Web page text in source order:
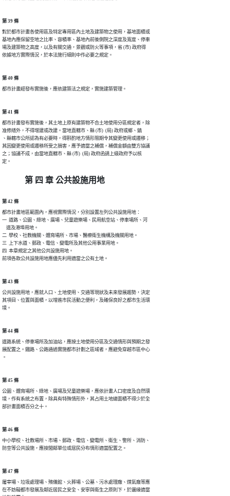
第 39 條
對於都市計畫各使用區及特定專用區內土地及建築物之使用，基地面積或
基地內應保留空地之比率、容積率、基地內前後側院之深度及寬度、停車
場及建築物之高度，以及有關交通，景觀或防火等事項，省 (市) 政府得
第 40 條
第 41 條
都市計畫發布實施後，其土地上原有建築物不合土地使用分區規定者，除
准修繕外，不得增建或改建。當地直轄市、縣 (市)  (局) 政府或鄉、鎮
、縣轄市公所認為有必要時，得斟酌地方情形限期令其變更使用或遷移；
其因變更使用或遷移所受之損害，應予適當之補償，補償金額由雙方協議
之；協議不成，由當地直轄市、縣 (市)  (局) 政府函請上級政府予以核
第 四 章 公共設施用地
第 42 條
都市計畫地區範圍內，應視實際情況，分別設置左列公共設施用地：
一  道路、公園、綠地、廣場、兒童遊樂場、民用航空站、停車場所、河
    道及港埠用地。
二  學校、社教機關、體育場所、市場、醫療衛生機構及機關用地。
三  上下水道、郵政、電信、變電所及其他公用事業用地。
四  本章規定之其他公共設施用地。
第 43 條
公共設施用地，應就人口、土地使用、交通等現狀及未來發展趨勢，決定
其項目、位置與面積，以增進市民活動之便利，及確保良好之都市生活環
第 44 條
道路系統、停車場所及加油站，應按土地使用分區及交通情形與預期之發
展配置之。鐵路、公路通過實施都市計劃之區域者，應避免穿越市區中心
第 45 條
公園、體育場所、綠地、廣場及兒童遊樂場，應依計畫人口密度及自然環
境，作有系統之布置，除具有特殊情形外，其占用土地總面積不得少於全
第 46 條
中小學校、社教場所、市場、郵政、電信、變電所、衛生、警所、消防、
第 47 條
屠宰場、垃圾處理場、殯儀館、火葬場、公墓、污水處理廠、煤氣廠等應
在不妨礙都市發展及鄰近居民之安全、安寧與衛生之原則下，於邊緣適當